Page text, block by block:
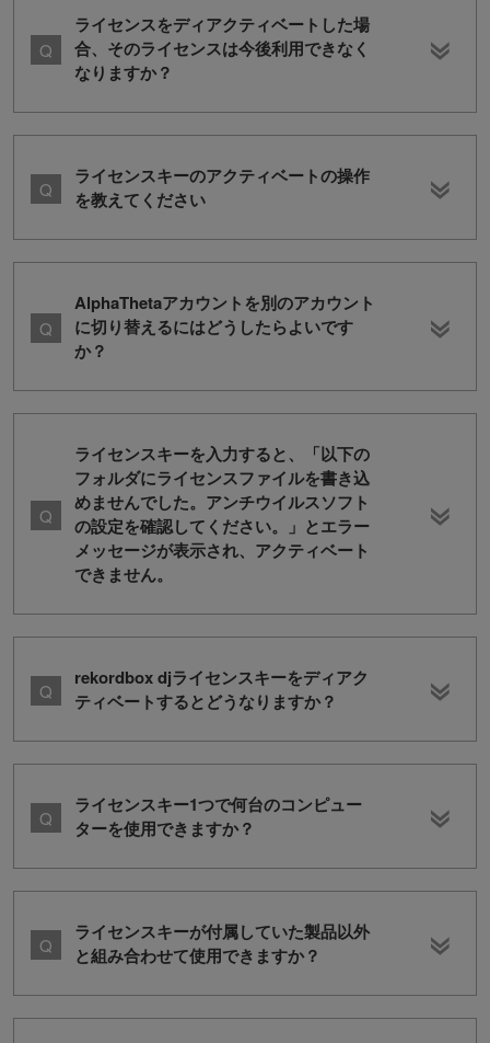
ライセンスをディアクティベートした場
合、そのライセンスは今後利用できなく
なりますか？
ライセンスキーのアクティベートの操作
を教えてください
AlphaThetaアカウントを別のアカウント
に切り替えるにはどうしたらよいです
か？
ライセンスキーを入力すると、「以下の
フォルダにライセンスファイルを書き込
めませんでした。アンチウイルスソフト
の設定を確認してください。」とエラー
メッセージが表示され、アクティベート
できません。
rekordbox djライセンスキーをディアク
ティベートするとどうなりますか？
ライセンスキー1つで何台のコンピュー
ターを使用できますか？
ライセンスキーが付属していた製品以外
と組み合わせて使用できますか？